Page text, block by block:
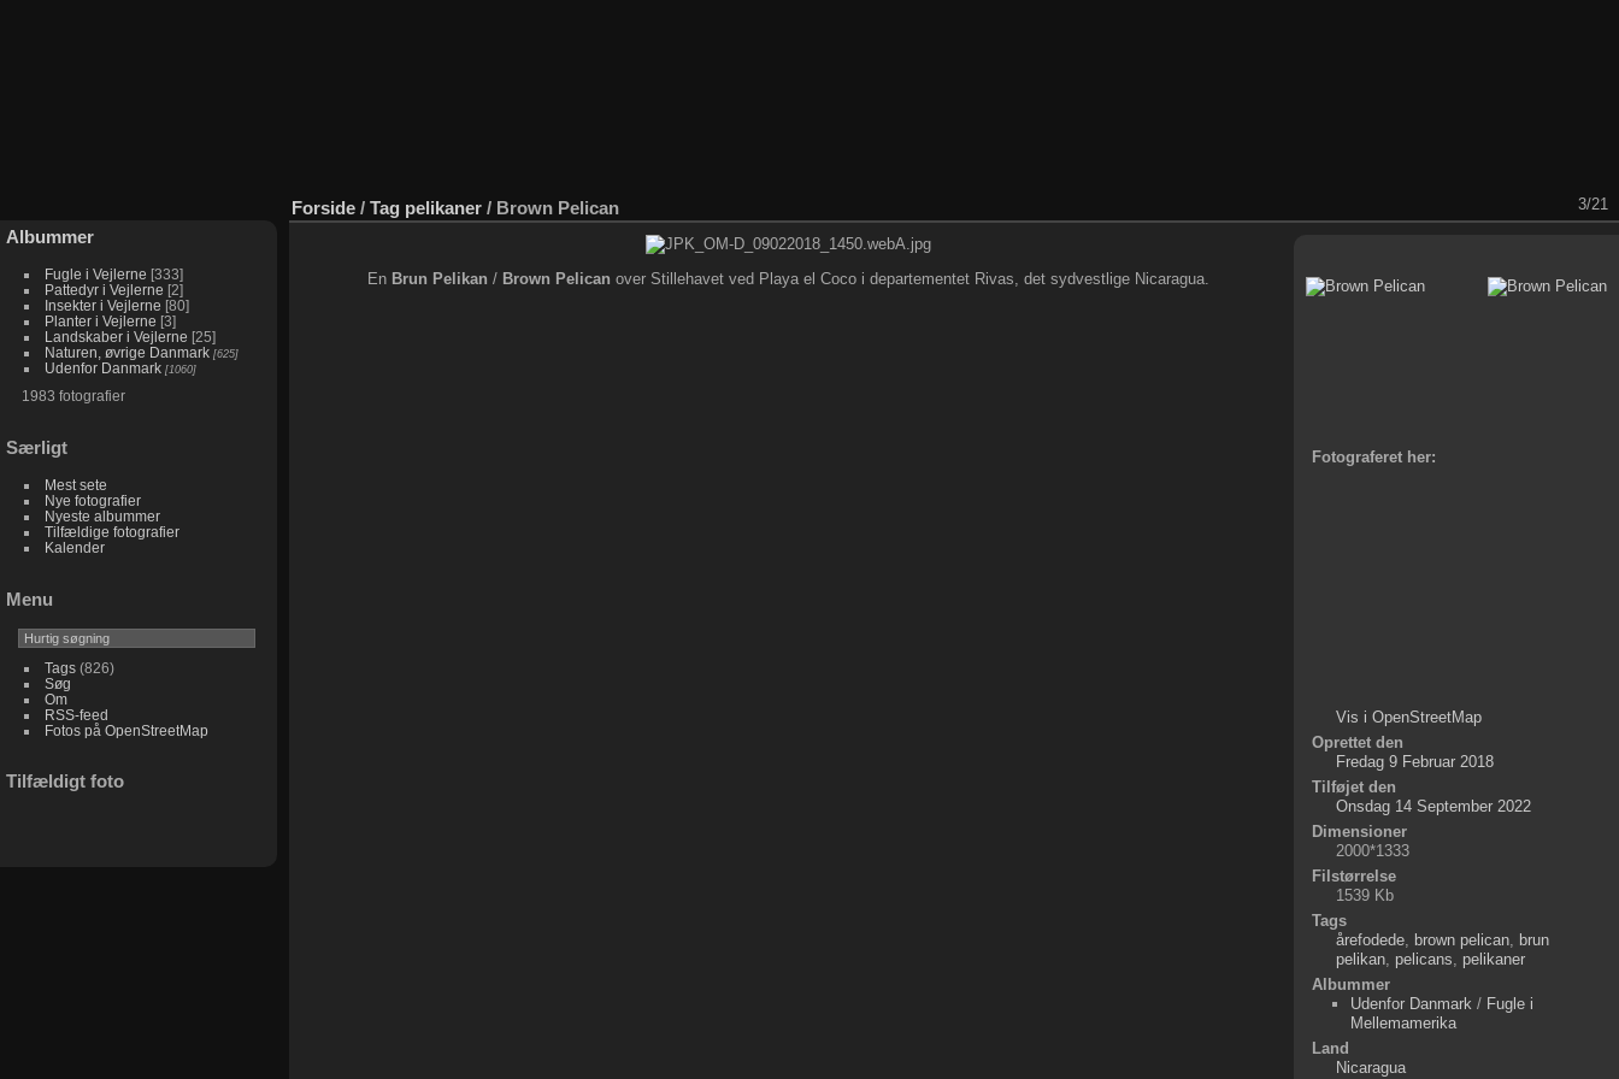
Albummer
Fugle i Vejlerne 333
Pattedyr i Vejlerne 2
Insekter i Vejlerne 80
Planter i Vejlerne 3
Landskaber i Vejlerne 25
Naturen, øvrige Danmark 625
Udenfor Danmark 1060
1983 fotografier
Særligt
Mest sete
Nye fotografier
Nyeste albummer
Tilfældige fotografier
Kalender
Menu
Tags(826)
Søg
Om
RSS-feed
Fotos på OpenStreetMap
Tilfældigt foto
Forside / Tag pelikaner / Brown Pelican 3/21
En Brun Pelikan / Brown Pelican over Stillehavet ved Playa el Coco i departementet Rivas, det sydvestlige Nicaragua.
Fotograferet her:
Vis i OpenStreetMap
Oprettet den
Fredag 9 Februar 2018
Tilføjet den
Onsdag 14 September 2022
Dimensioner
2000*1333
Filstørrelse
1539 Kb
Tags
årefodede, brown pelican, brun
pelikan, pelicans, pelikaner
Albummer
Udenfor Danmark / Fugle i
Mellemamerika
Land
Nicaragua